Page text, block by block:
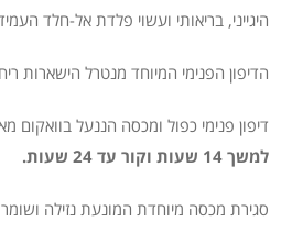
היגייני, בריאותי ועשוי פלדת אל-חלד
הדיפון הפנימי המיוחד מנטרל הישארות
דיפון פנימי כפול ומכסה הננעל בוואקום
למשך 14 שעות וקור עד 24 שעות.
סגירת מכסה מיוחדת המונעת נזילה